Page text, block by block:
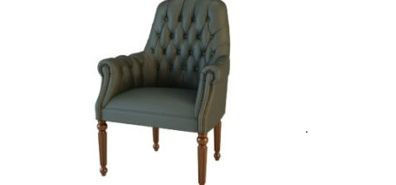
Art&Moble 01013F Кресло посетит�...
4 928,80